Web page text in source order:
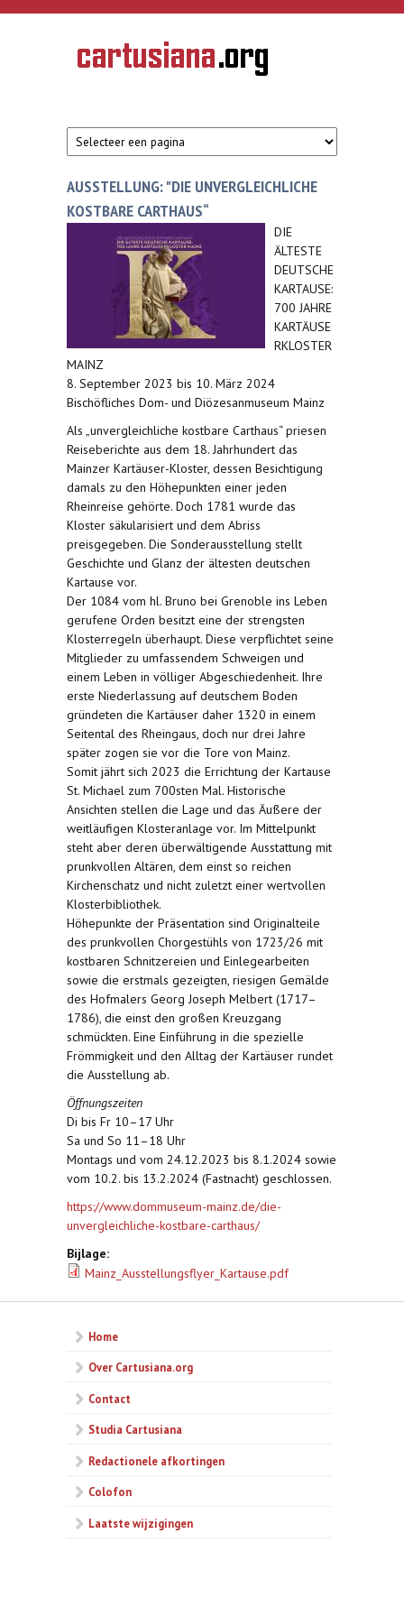
Overslaan en naar de inhoud gaan
CARTUSIANA
Geschiedenis
van de
AUSSTELLUNG: "DIE UNVERGLEICHLICHE
KOSTBARE CARTHAUS“
DIE
ÄLTESTE
DEUTSCHE
KARTAUSE:
700 JAHRE
KARTÄUSE
RKLOSTER
MAINZ
8. September 2023 bis 10. März 2024
Bischöfliches Dom- und Diözesanmuseum Mainz
Als „unvergleichliche kostbare Carthaus“ priesen
Reiseberichte aus dem 18. Jahrhundert das
Mainzer Kartäuser-Kloster, dessen Besichtigung
damals zu den Höhepunkten einer jeden
Rheinreise gehörte. Doch 1781 wurde das
Kloster säkularisiert und dem Abriss
preisgegeben. Die Sonderausstellung stellt
Geschichte und Glanz der ältesten deutschen
Kartause vor.
Der 1084 vom hl. Bruno bei Grenoble ins Leben
gerufene Orden besitzt eine der strengsten
Klosterregeln überhaupt. Diese verpflichtet seine
Mitglieder zu umfassendem Schweigen und
einem Leben in völliger Abgeschiedenheit. Ihre
erste Niederlassung auf deutschem Boden
gründeten die Kartäuser daher 1320 in einem
Seitental des Rheingaus, doch nur drei Jahre
später zogen sie vor die Tore von Mainz.
Somit jährt sich 2023 die Errichtung der Kartause
St. Michael zum 700sten Mal. Historische
Ansichten stellen die Lage und das Äußere der
weitläufigen Klosteranlage vor. Im Mittelpunkt
steht aber deren überwältigende Ausstattung mit
prunkvollen Altären, dem einst so reichen
Kirchenschatz und nicht zuletzt einer wertvollen
Klosterbibliothek.
Höhepunkte der Präsentation sind Originalteile
des prunkvollen Chorgestühls von 1723/26 mit
kostbaren Schnitzereien und Einlegearbeiten
sowie die erstmals gezeigten, riesigen Gemälde
des Hofmalers Georg Joseph Melbert (1717–
1786), die einst den großen Kreuzgang
schmückten. Eine Einführung in die spezielle
Frömmigkeit und den Alltag der Kartäuser rundet
die Ausstellung ab.
Öffnungszeiten
Di bis Fr 10–17 Uhr
Sa und So 11–18 Uhr
Montags und vom 24.12.2023 bis 8.1.2024 sowie
vom 10.2. bis 13.2.2024 (Fastnacht) geschlossen.
https://www.dommuseum-mainz.de/die-
unvergleichliche-kostbare-carthaus/
Bijlage:
Mainz_Ausstellungsflyer_Kartause.pdf
Home
Over Cartusiana.org
Contact
Studia Cartusiana
Redactionele afkortingen
Colofon
Laatste wijzigingen